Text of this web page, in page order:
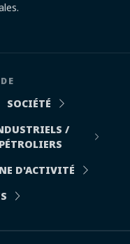
SOCIÉTÉ
/
PÉTROLIERS
D'ACTIVITÉ